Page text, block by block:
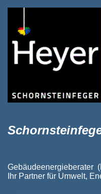
Gebäudeenergieberater
Ihr Partner für Umwelt,